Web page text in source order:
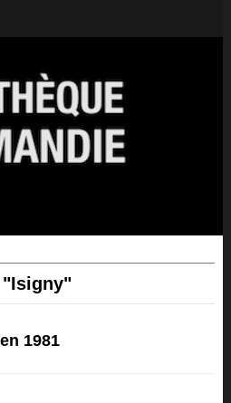
"Isigny"
1981